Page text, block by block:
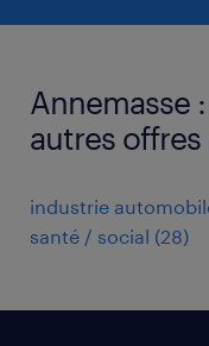
Annemasse
autres
industrie
santé / social (28)